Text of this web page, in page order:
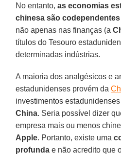
No entanto,as economias
chinesa são codependentes
não apenas nas finanças (a
títulos do Tesouro
determinadas indústrias.
A maioria dos analgésicos e
estadunidenses provém da
investimentos
China. Seria possível dizer
empresa mais ou menos
Apple. Portanto, existe uma
profunda e não acredito que